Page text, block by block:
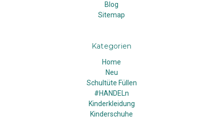
Blog
Sitemap
Kategorien
Home
Neu
Schultüte Füllen
#HANDELn
Kinderkleidung
Kinderschuhe